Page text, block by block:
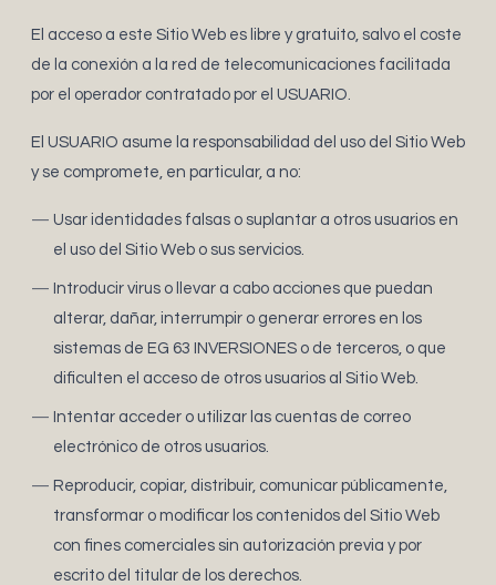
El acceso a este Sitio Web es libre y gratuito, salvo el coste
de la conexión a la red de telecomunicaciones facilitada
por el operador contratado por el USUARIO.
El USUARIO asume la responsabilidad del uso del Sitio Web
y se compromete, en particular, a no:
Usar identidades falsas o suplantar a otros usuarios en
el uso del Sitio Web o sus servicios.
Introducir virus o llevar a cabo acciones que puedan
alterar, dañar, interrumpir o generar errores en los
sistemas de EG 63 INVERSIONES o de terceros, o que
dificulten el acceso de otros usuarios al Sitio Web.
Intentar acceder o utilizar las cuentas de correo
electrónico de otros usuarios.
Reproducir, copiar, distribuir, comunicar públicamente,
transformar o modificar los contenidos del Sitio Web
con fines comerciales sin autorización previa y por
escrito del titular de los derechos.